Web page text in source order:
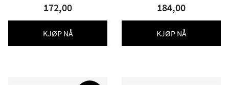
172,00
KJØP NÅ
184,00
KJØP NÅ